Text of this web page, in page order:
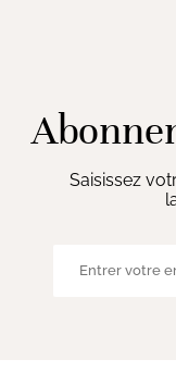
Saisissez